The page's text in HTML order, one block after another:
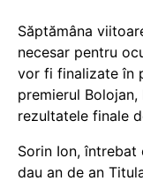
Săptămâna
necesar pentru
vor fi finalizate în
premierul
rezultatele finale
Sorin Ion,
dau an de an